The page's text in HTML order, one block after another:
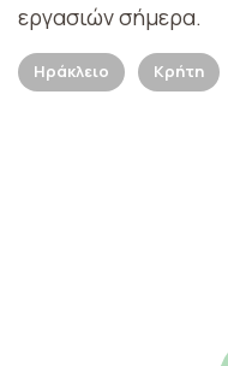
εργασιών σήμερα.
Ηράκλειο Κρήτη